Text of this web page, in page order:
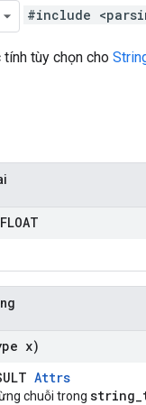
#include
tùy chọn cho
FLOAT
x)
Attrs
chuỗi trong